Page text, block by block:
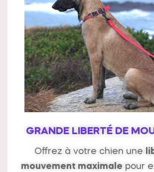
GRANDE LIBERTÉ DE
Offrez à votre chien une
mouvement maximale pour